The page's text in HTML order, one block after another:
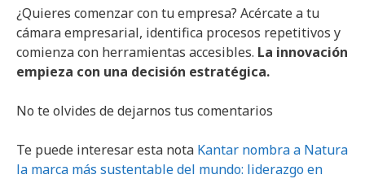
¿Quieres comenzar con tu empresa? Acércate a tu
cámara empresarial, identifica procesos repetitivos y
comienza con herramientas accesibles. La innovación
empieza con una decisión estratégica.
No te olvides de dejarnos tus comentarios
Te puede interesar esta nota Kantar nombra a Natura
la marca más sustentable del mundo: liderazgo en